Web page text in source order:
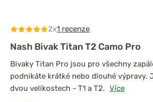
2x1 recenze
Nash Bivak Titan T2 Camo Pro
Bivaky Titan Pro jsou pro všechny
podnikáte krátké nebo dlouhé výpravy.
dvou velikostech - T1 a T2. Více